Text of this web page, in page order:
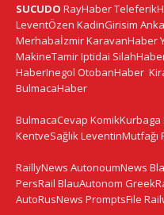
SUCUDO RayHaber
LeventÖzen KadinGirisim
MerhabaİzmirKaravanHaber
MakineTamirIptidai
HaberInegol OtobanHaber
BulmacaHaber
BulmacaCevap KomikKurbaga
KentveSağlıkLeventinMutfağı
RaillyNews AutonoumNews
PersRail BlauAutonom
AutoRusNews PromptsFile